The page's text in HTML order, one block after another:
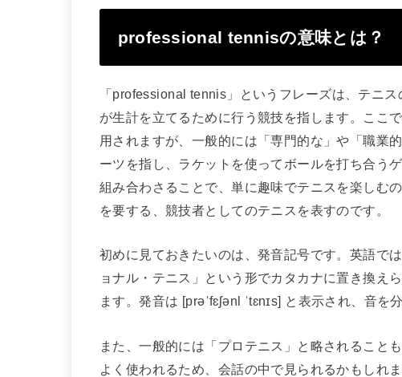
professional tennisの意味とは？
「professional tennis」というフレーズは、テニ
が生計を立てるために行う競技を指します。ここ
用されますが、一般的には「専門的な」や「職業
ーツを指し、ラケットを使ってボールを打ち合う
組み合わさることで、単に趣味でテニスを楽しむ
を要する、競技者としてのテニスを表すのです。
初めに見ておきたいのは、発音記号です。英語で
ョナル・テニス」という形でカタカナに置き換え
ます。発音は [prəˈfɛʃənl ˈtɛnɪs] と表示され、音を
また、一般的には「プロテニス」と略されること
よく使われるため、会話の中で見られるかもしれま